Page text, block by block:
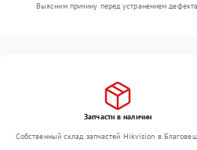
Выясним причину перед устранением
Запчасти в наличии
Собственный склад запчастей Hikvision в